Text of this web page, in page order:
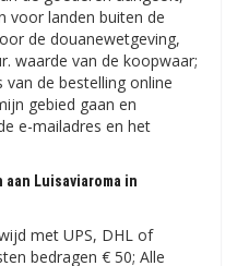
voor landen buiten de
de douanewetgeving,
waarde van de koopwaar;
de bestelling online
gebied gaan en
e-mailadres en het
Luisaviaroma in
met UPS, DHL of
bedragen € 50; Alle